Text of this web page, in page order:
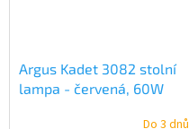
Argus Kadet 3082 stolní
lampa - červená, 60W
Do 3 dnů